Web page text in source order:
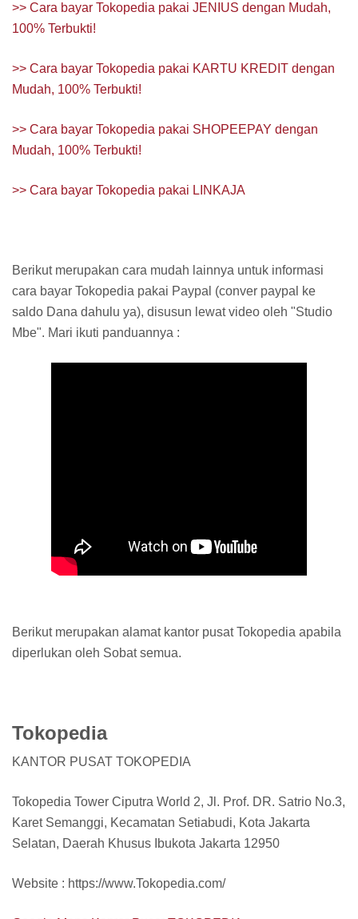
>> Cara bayar Tokopedia pakai JENIUS dengan Mudah,
100% Terbukti!
>> Cara bayar Tokopedia pakai KARTU KREDIT dengan
Mudah, 100% Terbukti!
>> Cara bayar Tokopedia pakai SHOPEEPAY dengan
Mudah, 100% Terbukti!
>> Cara bayar Tokopedia pakai LINKAJA
Berikut merupakan cara mudah lainnya untuk informasi
cara bayar Tokopedia pakai Paypal (conver paypal ke
saldo Dana dahulu ya), disusun lewat video oleh "Studio
Mbe". Mari ikuti panduannya :
Berikut merupakan alamat kantor pusat Tokopedia apabila
diperlukan oleh Sobat semua.
Tokopedia
KANTOR PUSAT TOKOPEDIA
Tokopedia Tower Ciputra World 2, Jl. Prof. DR. Satrio No.3,
Karet Semanggi, Kecamatan Setiabudi, Kota Jakarta
Selatan, Daerah Khusus Ibukota Jakarta 12950
Website : https://www.Tokopedia.com/